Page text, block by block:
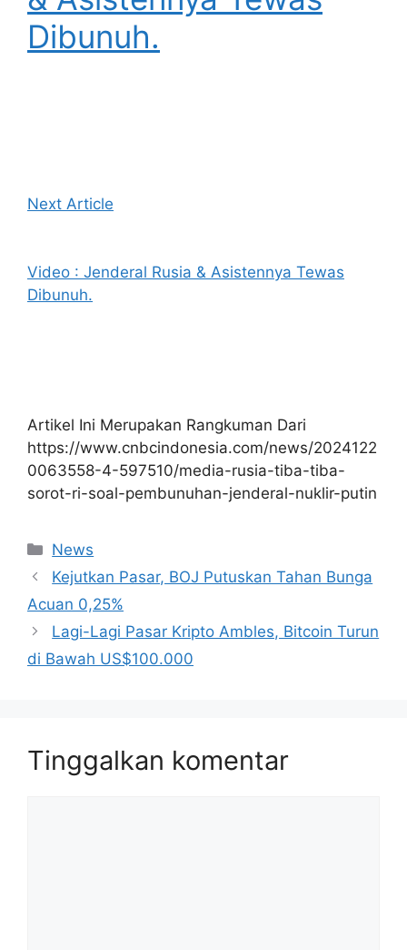
Dibunuh.
Next Article
Video : Jenderal Rusia & Asistennya Tewas
Dibunuh.
Artikel Ini Merupakan Rangkuman Dari
https://www.cnbcindonesia.com/news/2024122
0063558-4-597510/media-rusia-tiba-tiba-
sorot-ri-soal-pembunuhan-jenderal-nuklir-putin
Kategori
News
Kejutkan Pasar, BOJ Putuskan Tahan Bunga
Acuan 0,25%
Lagi-Lagi Pasar Kripto Ambles, Bitcoin Turun
di Bawah US$100.000
Tinggalkan komentar